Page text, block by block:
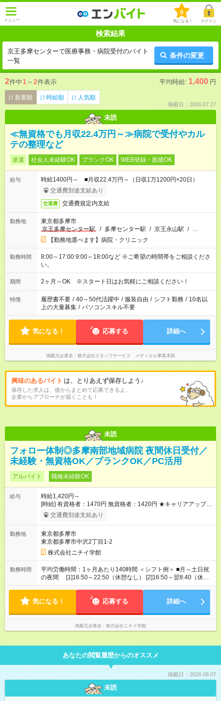
メニュー
0
気になる！ ログイン
検索結果
京王多摩センターで医療事務・病院受付のバイト
一覧
条件の変更
2件中1 ～ 2件表示 平均時給: 1,400 円
新着順 時給順 人気順
掲載日：2026.07.27
未読
≪無資格でも月収22.4万円～≫病院で受付やカル
テの整理など
派遣 社会人未経験OK ブランクOK WEB登録・面接OK
給与
時給1400円～ ■月収22.4万円～（日収1万1200円×20日）
交通費別途支給あり
交通費 交通費規定内支給
勤務地
東京都多摩市
京王多摩センター駅
/ 多摩センター駅 / 京王永山駅 / …
【勤務地選べます】病院・クリニック
勤務時間
8:00～17:00 9:00～18:00など ※ご希望の時間帯をご相談くださ
い。
期間 2ヶ月～OK ※スタート日はお気軽にご相談ください！
特徴 履歴書不要 / 40～50代活躍中 / 服装自由 / シフト勤務 / 10名以
上の大量募集 / パソコンスキル不要
気になる！ 応募する 詳細へ
掲載元企業名 株式会社スタッフサービス メディカル事業本部
興味のあるバイト は、とりあえず保存しよう♪
保存した求人は、後からまとめて応募できるよ。
企業からアプローチが届くことも！
未読
フォロー体制◎多摩南部地域病院 夜間休日受付／
未経験・無資格OK／ブランクOK／PC活用
アルバイト 職種未経験OK
給与
時給1,420円～
[時給] 有資格者：1470円 無資格者：1420円 ★キャリアアップ制
度あり 進級により給与がアップします！ 【試用期間】試用期間
あり 試用期間の長さ：3ヶ月 雇用形態、給与は本採用時と同じ
交通費別途支給あり
勤務地
東京都多摩市
東京都多摩市中沢2丁目1-2
株式会社ニチイ学館
勤務時間
平均労働時間：1ヶ月あたり140時間 ＜シフト例＞ ■月～土日祝
の夜間 [1]16:50～22:50（休憩なし） [2]16:50～翌8:40（休憩
60分） [3]22:50～翌8:40（休憩60分） ■土日祝の日直 土曜
記載のすべての時間帯でシフト制 平均労働時間：1ヶ月あたり
22:50（休憩なし） [2]16:50～翌8:40（休憩60分） [3]22:50～翌
8:40（休憩60分） ■土日祝の日直 土曜 12:05～17:10（休憩な
し） 日・祝 8:20～17:10（憩60分） ※記載のすべての時間帯
気になる！ 応募する 詳細へ
掲載元企業名 株式会社ニチイ学館
あなたの閲覧履歴からのオススメ
掲載日：2026.08.07
未読